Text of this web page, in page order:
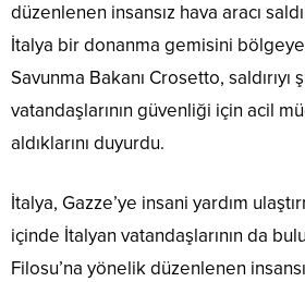
düzenlenen insansız hava aracı
İtalya bir donanma gemisini
Savunma Bakanı Crosetto, saldırıyı
vatandaşlarının güvenliği için acil
aldıklarını duyurdu.
İtalya, Gazze’ye insani yardım
içinde İtalyan vatandaşlarının da
Filosu’na yönelik düzenlenen